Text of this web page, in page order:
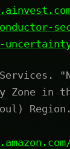
Services.
in